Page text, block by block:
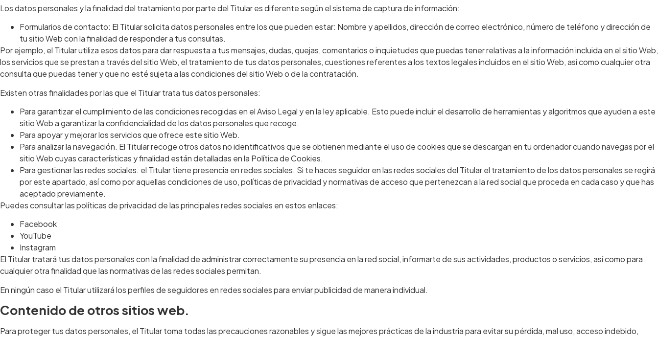
Los datos personales y la finalidad del tratamiento por parte del Titular es diferente según el sistema de captura de información:
Formularios de contacto: El Titular solicita datos personales entre los que pueden estar: Nombre y apellidos, dirección de correo electrónico, número de teléfono y dirección de
tu sitio Web con la finalidad de responder a tus consultas.
Por ejemplo, el Titular utiliza esos datos para dar respuesta a tus mensajes, dudas, quejas, comentarios o inquietudes que puedas tener relativas a la información incluida en el sitio Web,
los servicios que se prestan a través del sitio Web, el tratamiento de tus datos personales, cuestiones referentes a los textos legales incluidos en el sitio Web, así como cualquier otra
consulta que puedas tener y que no esté sujeta a las condiciones del sitio Web o de la contratación.
Existen otras finalidades por las que el Titular trata tus datos personales:
Para garantizar el cumplimiento de las condiciones recogidas en el Aviso Legal y en la ley aplicable. Esto puede incluir el desarrollo de herramientas y algoritmos que ayuden a este
sitio Web a garantizar la confidencialidad de los datos personales que recoge.
Para apoyar y mejorar los servicios que ofrece este sitio Web.
Para analizar la navegación. El Titular recoge otros datos no identificativos que se obtienen mediante el uso de cookies que se descargan en tu ordenador cuando navegas por el
sitio Web cuyas características y finalidad están detalladas en la Política de Cookies.
Para gestionar las redes sociales. el Titular tiene presencia en redes sociales. Si te haces seguidor en las redes sociales del Titular el tratamiento de los datos personales se regirá
por este apartado, así como por aquellas condiciones de uso, políticas de privacidad y normativas de acceso que pertenezcan a la red social que proceda en cada caso y que has
aceptado previamente.
Puedes consultar las políticas de privacidad de las principales redes sociales en estos enlaces:
Facebook
YouTube
Instagram
El Titular tratará tus datos personales con la finalidad de administrar correctamente su presencia en la red social, informarte de sus actividades, productos o servicios, así como para
cualquier otra finalidad que las normativas de las redes sociales permitan.
En ningún caso el Titular utilizará los perfiles de seguidores en redes sociales para enviar publicidad de manera individual.
Contenido de otros sitios web.
Para proteger tus datos personales, el Titular toma todas las precauciones razonables y sigue las mejores prácticas de la industria para evitar su pérdida, mal uso, acceso indebido,